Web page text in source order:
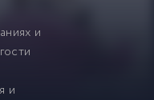
и
и